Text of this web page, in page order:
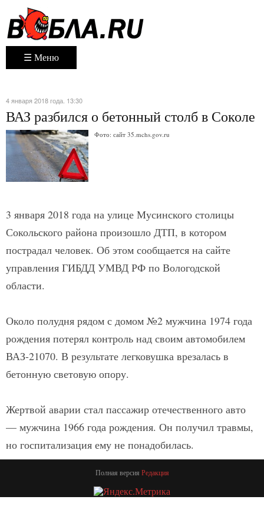
☰ Меню
4 января 2018 года. 13:30
ВАЗ разбился о бетонный столб в Соколе
Фото: сайт 35.mchs.gov.ru
3 января 2018 года на улице Мусинского столицы
Сокольского района произошло ДТП, в котором
пострадал человек. Об этом сообщается на сайте
управления ГИБДД УМВД РФ по Вологодской
области.
Около полудня рядом с домом №2 мужчина 1974 года
рождения потерял контроль над своим автомобилем
ВАЗ-21070. В результате легковушка врезалась в
бетонную световую опору.
Жертвой аварии стал пассажир отечественного авто
— мужчина 1966 года рождения. Он получил травмы,
но госпитализация ему не понадобилась.
Полная версия Редакция